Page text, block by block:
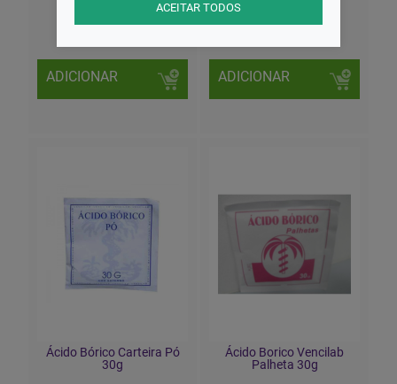
6,74 EUR
ADICIONAR
0,92 EUR
ADICIONAR
Ácido Bórico Carteira Pó
30g
Ácido Borico Vencilab
Palheta 30g
ACEITAR TODOS